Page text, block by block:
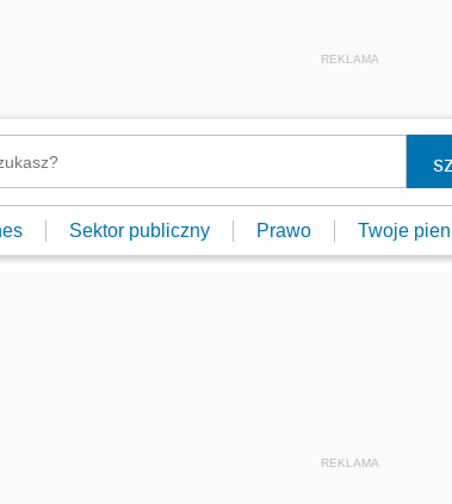
REKLAMA
Sektor publiczny Prawo Twoje